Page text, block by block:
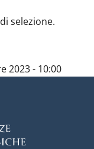
selezione.
2023 - 10:00